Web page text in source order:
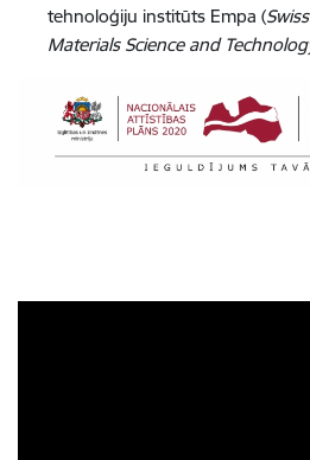
tehnoloģiju institūts Empa (
Materials Science and